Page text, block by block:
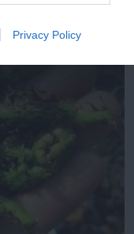
Privacy Policy